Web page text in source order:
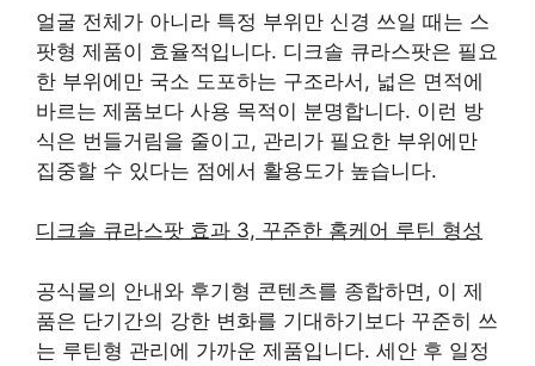
얼굴 전체가 아니라 특정 부위만 신경 쓰일 때는 스
팟형 제품이 효율적입니다. 디크솔 큐라스팟은 필요
한 부위에만 국소 도포하는 구조라서, 넓은 면적에
바르는 제품보다 사용 목적이 분명합니다. 이런 방
식은 번들거림을 줄이고, 관리가 필요한 부위에만
집중할 수 있다는 점에서 활용도가 높습니다.
디크솔 큐라스팟 효과 3, 꾸준한 홈케어 루틴 형성
공식몰의 안내와 후기형 콘텐츠를 종합하면, 이 제
품은 단기간의 강한 변화를 기대하기보다 꾸준히 쓰
는 루틴형 관리에 가까운 제품입니다. 세안 후 일정